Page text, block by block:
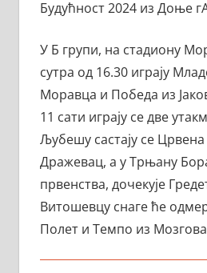
Будућност 2024 из Доње
У Б групи, на стадиону
сутра од 16.30 играју
Моравца и Победа из
11 сати играју се две
Љубешу састају се Црвена
Дражевац, а у Трњану
првенства, дочекује
Витошевцу снаге ће
Полет и Темпо из